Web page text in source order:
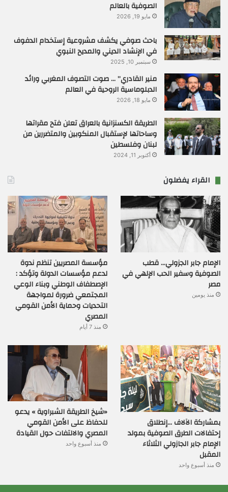
الصوفية بالعالم
مايو 19, 2026
باحث صوفي يكشف مشروعية إستخدام الدفوف
في الإنشاد الديني والمديح النبوي
سبتمبر 10, 2025
منير القادري” … صوت التصوف المغربي ورائد
الدبلوماسية الروحية في العالم
مايو 18, 2026
الطريقة الكسنزانية بالعراق تعلن فتح مقراتها
وساحاتها لإستقبال المنكوبين والمتضررين من
لبنان وفلسطين
أكتوبر 11, 2024
القراء يفضلون
الإمام جابر الجزولي… قطب
الصوفية وسفير الحب الإلهي في
مصر
منذ يومين
مؤسسة المصريين تنظم ندوة
لدعم مؤسسات الدولة وتؤكد :
الإصطفاف الوطني وبناء الوعي
المجتمعي ضرورة لمواجهة
التحديات وحماية الأمن القومي
المصري
منذ 7 أيام
بمشاركة الآلاف …إنطلاق
إحتفالات الطرق الصوفية بمولد
الإمام جابر الجازولي الثلاثاء
المقبل
منذ أسبوع واحد
«شيخ الطريقة الشبراوية » يدعو
للحفاظ على الأمن القومي
المصري والالتفات حول القيادة
منذ أسبوع واحد